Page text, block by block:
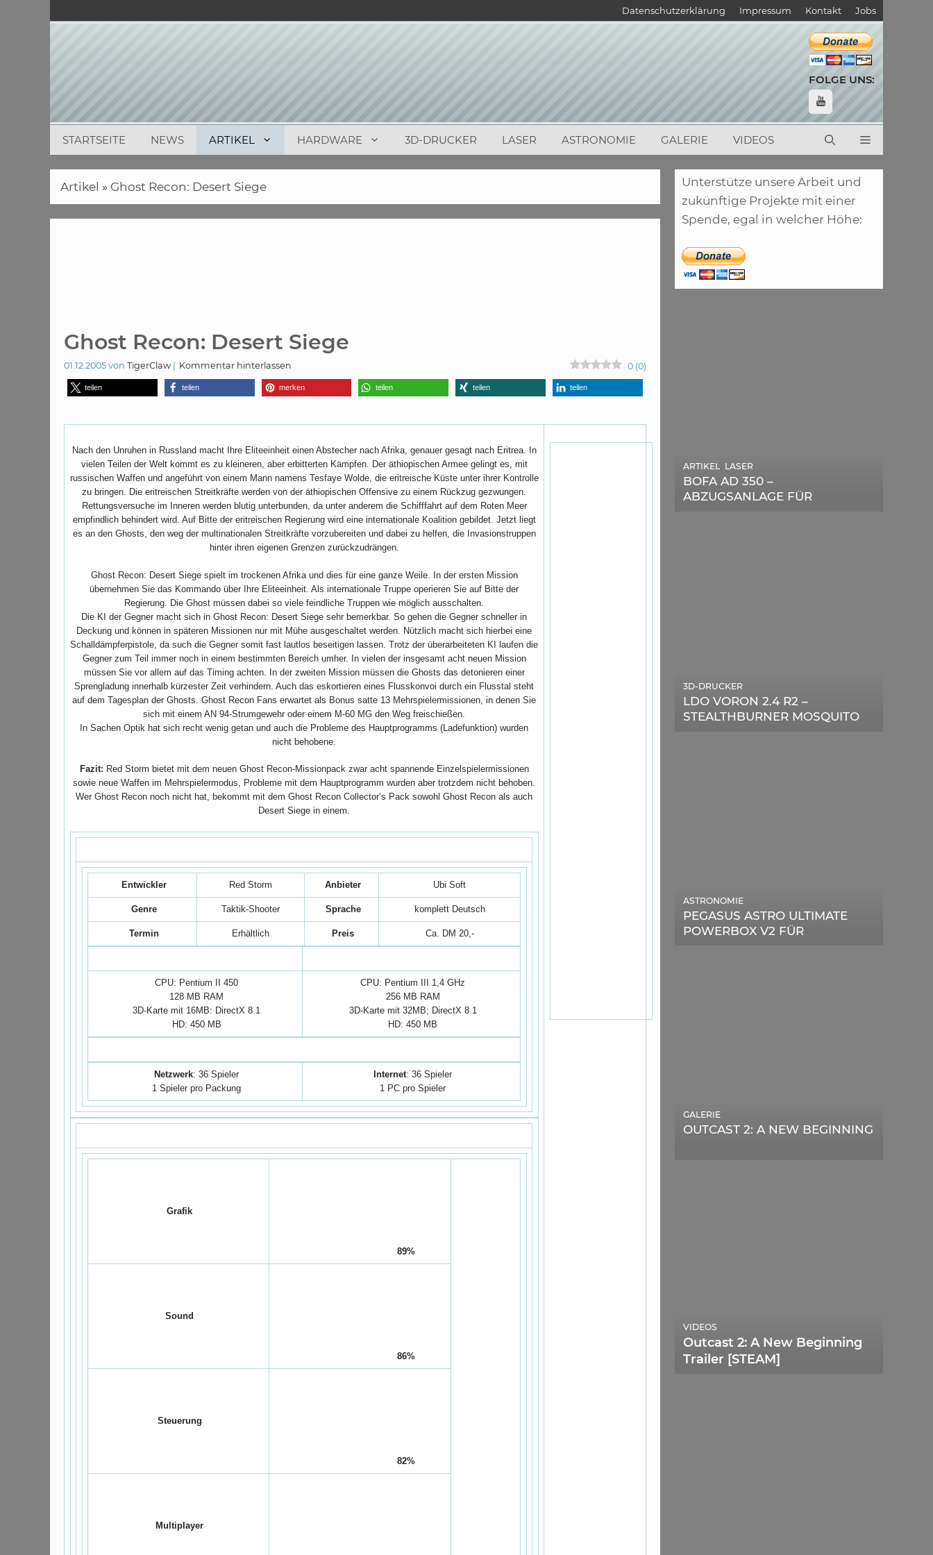
Inhalt
Datenschutzerklärung Impressum Kontakt Jobs
FOLGE UNS:
STARTSEITE NEWS ARTIKEL HARDWARE 3D-DRUCKER LASER ASTRONOMIE GALERIE VIDEOS
Artikel » Ghost Recon: Desert Siege
Ghost Recon: Desert Siege
01.12.2005 von TigerClaw 0 (0)
Kommentar hinterlassen
teilen teilen merken teilen teilen teilen
Nach den Unruhen in Russland macht Ihre Eliteeinheit einen Abstecher nach Afrika, genauer gesagt nach Eritrea. In
vielen Teilen der Welt kommt es zu kleineren, aber erbitterten Kämpfen. Der äthiopischen Armee gelingt es, mit
russischen Waffen und angeführt von einem Mann namens Tesfaye Wolde, die eritreische Küste unter ihrer Kontrolle
zu bringen. Die eritreischen Streitkräfte werden von der äthiopischen Offensive zu einem Rückzug gezwungen.
Rettungsversuche im Inneren werden blutig unterbunden, da unter anderem die Schifffahrt auf dem Roten Meer
empfindlich behindert wird. Auf Bitte der eritreischen Regierung wird eine internationale Koalition gebildet. Jetzt liegt
es an den Ghosts, den weg der multinationalen Streitkräfte vorzubereiten und dabei zu helfen, die Invasionstruppen
hinter ihren eigenen Grenzen zurückzudrängen.
Ghost Recon: Desert Siege spielt im trockenen Afrika und dies für eine ganze Weile. In der ersten Mission
übernehmen Sie das Kommando über Ihre Eliteeinheit. Als internationale Truppe operieren Sie auf Bitte der
Regierung. Die Ghost müssen dabei so viele feindliche Truppen wie möglich ausschalten.
Die KI der Gegner macht sich in Ghost Recon: Desert Siege sehr bemerkbar. So gehen die Gegner schneller in
Deckung und können in späteren Missionen nur mit Mühe ausgeschaltet werden. Nützlich macht sich hierbei eine
Schalldämpferpistole, da such die Gegner somit fast lautlos beseitigen lassen. Trotz der überarbeiteten KI laufen die
Gegner zum Teil immer noch in einem bestimmten Bereich umher. In vielen der insgesamt acht neuen Mission
müssen Sie vor allem auf das Timing achten. In der zweiten Mission müssen die Ghosts das detonieren einer
Sprengladung innerhalb kürzester Zeit verhindern. Auch das eskortieren eines Flusskonvoi durch ein Flusstal steht
auf dem Tagesplan der Ghosts. Ghost Recon Fans erwartet als Bonus satte 13 Mehrspielermissionen, in denen Sie
sich mit einem AN 94-Strumgewehr oder einem M-60 MG den Weg freischießen.
In Sachen Optik hat sich recht wenig getan und auch die Probleme des Hauptprogramms (Ladefunktion) wurden
nicht behobene.
Fazit: Red Storm bietet mit dem neuen Ghost Recon-Missionpack zwar acht spannende Einzelspielermissionen
sowie neue Waffen im Mehrspielermodus, Probleme mit dem Hauptprogramm wurden aber trotzdem nicht behoben.
Wer Ghost Recon noch nicht hat, bekommt mit dem Ghost Recon Collector’s Pack sowohl Ghost Recon als auch
Desert Siege in einem.
Entwickler Red Storm Anbieter Ubi Soft
Genre Taktik-Shooter Sprache komplett Deutsch
Termin Erhältlich Preis Ca. DM 20,-
CPU: Pentium II 450
128 MB RAM
3D-Karte mit 16MB: DirectX 8.1
HD: 450 MB
CPU: Pentium III 1,4 GHz
256 MB RAM
3D-Karte mit 32MB; DirectX 8.1
HD: 450 MB
Netzwerk: 36 Spieler
1 Spieler pro Packung
Internet: 36 Spieler
1 PC pro Spieler
Grafik
89%
Sound
86%
Steuerung
82%
Multiplayer
Unterstütze unsere Arbeit und
zukünftige Projekte mit einer
Spende, egal in welcher Höhe:
BOFA AD 350 –
ABZUGSANLAGE FÜR
ARTIKEL, LASER
DIE BEDEUTENDSTEN
SCHRITTE ZUR
ARTIKEL, SONSTIGE
LDO VORON 2.4 R2 –
STEALTHBURNER MOSQUITO
3D-DRUCKER
PEGASUS ASTRO ULTIMATE
POWERBOX V2 FÜR
ASTRONOMIE
OUTCAST 2: A NEW BEGINNING
GALERIE
Outcast 2: A New Beginning
Trailer [STEAM]
VIDEOS